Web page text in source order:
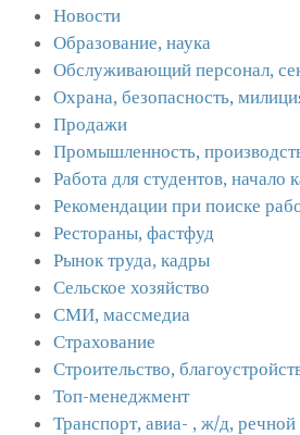
Новости
Образование, наука
Обслуживающий персонал,
Охрана, безопасность,
Продажи
Промышленность,
Работа для студентов, начало
Рекомендации при поиске
Рестораны, фастфуд
Рынок труда, кадры
Сельское хозяйство
СМИ, массмедиа
Страхование
Строительство,
Топ-менеджмент
Транспорт, авиа- , ж/д, речной